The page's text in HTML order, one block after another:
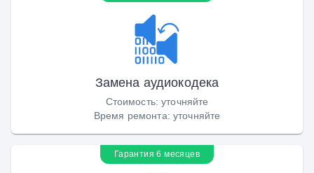
Замена аудиокодека
Стоимость:уточняйте
Время ремонта: уточняйте
Гарантия 6 месяцев